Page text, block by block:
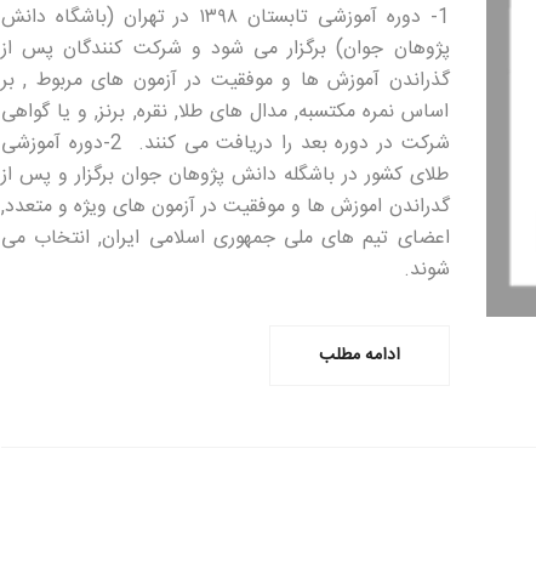
1- دوره آموزشی تابستان ۱۳۹۸ در تهران (باشگاه دانش
پژوهان جوان) برگزار می شود و شرکت کنندگان پس از
گذراندن آموزش ها و موفقیت در آزمون های مربوط , بر
اساس نمره مکتسبه, مدال های طلا, نقره, برنز, و یا گواهی
شرکت در دوره بعد را دریافت می کنند. 2-دوره آموزشی
طلای کشور در باشگله دانش پژوهان جوان برگزار و پس از
گدراندن اموزش ها و موفقیت در آزمون های ویژه و متعدد,
اعضای تیم های ملی جمهوری اسلامی ایران, انتخاب می
شوند.
ادامه مطلب